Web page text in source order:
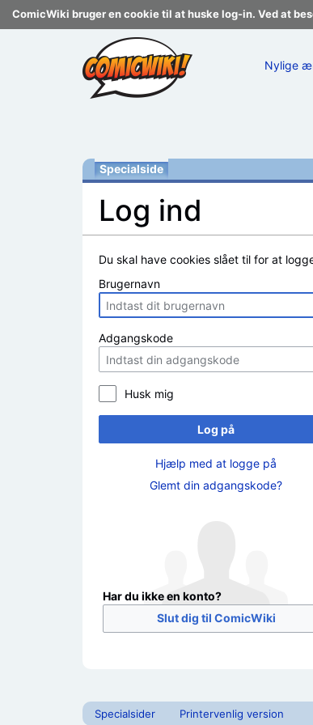
ComicWiki bruger en cookie til at huske log-in. Ved at
Nylige
Specialside
Log ind
Du skal have cookies slået til for at
Brugernavn
Adgangskode
Husk mig
Log på
Hjælp med at logge på
Glemt din adgangskode?
Har du ikke en konto?
Slut dig til ComicWiki
Specialsider Printervenlig version